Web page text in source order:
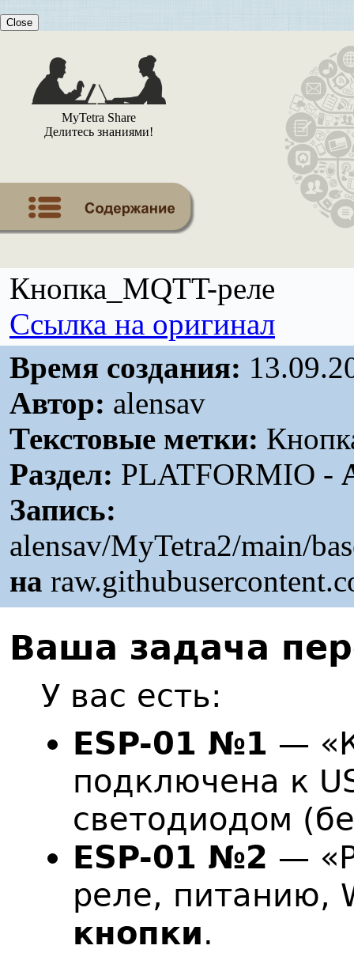
Close
MyTetra Share
Делитесь знаниями!
Кнопка_MQTT-реле
Ссылка на оригинал
Время создания:
Автор: alensav
Текстовые метки:
Раздел: PLATFORMIO -
Запись:
alensav/MyTetra2/main/
на
Ваша задача
У вас есть:
ESP-01 №1 —
подключена к
светодиодом
ESP-01 №2 —
реле, питанию,
кнопки.